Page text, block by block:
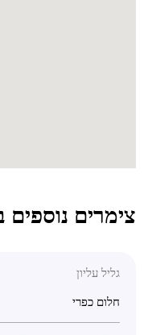
צימרים נוספים
גליל עליון
חלום כפרי